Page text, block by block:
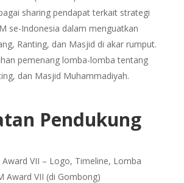
sharing pendapat terkait strategi
se-Indonesia dalam menguatkan
Ranting, dan Masjid di akar rumput.
pemenang lomba-lomba tentang
dan Masjid Muhammadiyah.
Pendukung
Award VII – Logo, Timeline, Lomba
Award VII (di Gombong)